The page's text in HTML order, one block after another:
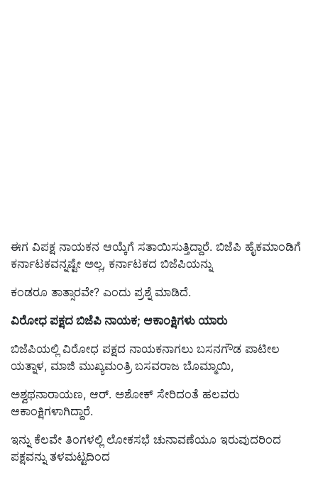
ಈಗ ವಿಪಕ್ಷ ನಾಯಕನ ಆಯ್ಕೆಗೆ ಸತಾಯಿಸುತ್ತಿದ್ದಾರೆ. ಬಿಜೆಪಿ ಹೈಕಮಾಂಡಿಗೆ
ಕರ್ನಾಟಕವನ್ನಷ್ಟೇ ಅಲ್ಲ, ಕರ್ನಾಟಕದ ಬಿಜೆಪಿಯನ್ನು
ಕಂಡರೂ ತಾತ್ಸಾರವೇ? ಎಂದು ಪ್ರಶ್ನೆ ಮಾಡಿದೆ.
ವಿರೋಧ ಪಕ್ಷದ ಬಿಜೆಪಿ ನಾಯಕ; ಆಕಾಂಕ್ಷಿಗಳು ಯಾರು
ಬಿಜೆಪಿಯಲ್ಲಿ ವಿರೋಧ ಪಕ್ಷದ ನಾಯಕನಾಗಲು ಬಸನಗೌಡ ಪಾಟೀಲ
ಯತ್ನಾಳ, ಮಾಜಿ ಮುಖ್ಯಮಂತ್ರಿ ಬಸವರಾಜ ಬೊಮ್ಮಾಯಿ,
ಅಶ್ವಥನಾರಾಯಣ, ಆರ್‌. ಅಶೋಕ್‌ ಸೇರಿದಂತೆ ಹಲವರು
ಆಕಾಂಕ್ಷಿಗಳಾಗಿದ್ದಾರೆ.
ಇನ್ನು ಕೆಲವೇ ತಿಂಗಳಲ್ಲಿ ಲೋಕಸಭೆ ಚುನಾವಣೆಯೂ ಇರುವುದರಿಂದ
ಪಕ್ಷವನ್ನು ತಳಮಟ್ಟದಿಂದ